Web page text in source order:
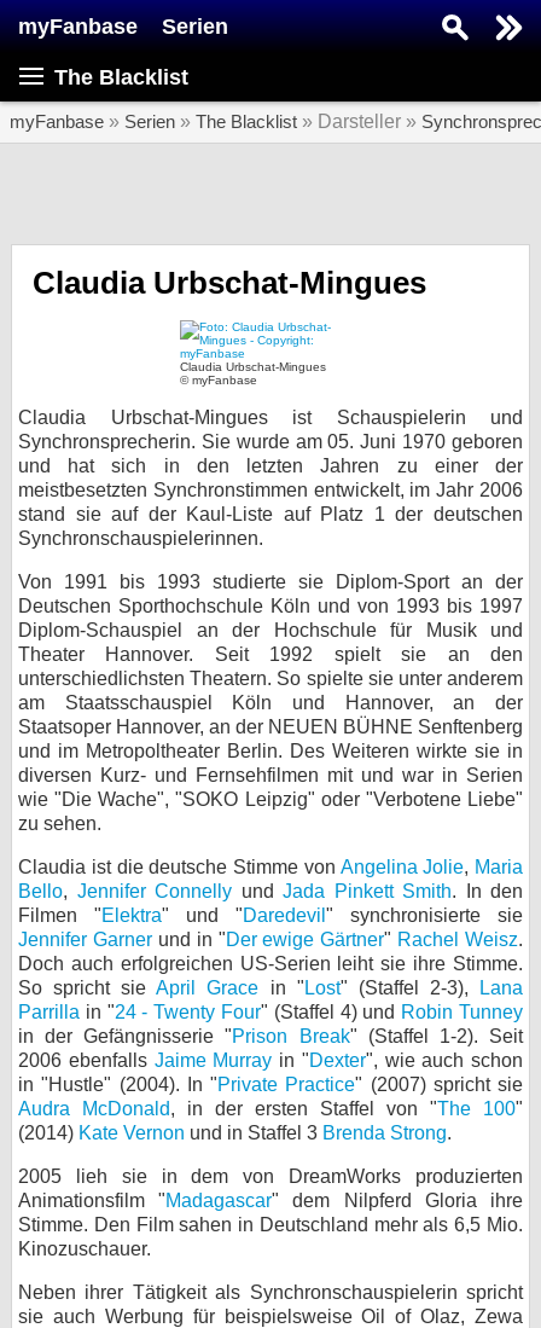
myFanbase Serien
The Blacklist
myFanbase » Serien » The Blacklist » Darsteller »
Claudia Urbschat-Mingues
Claudia Urbschat-Mingues
© myFanbase
Claudia Urbschat-Mingues ist Schauspielerin und
Synchronsprecherin. Sie wurde am 05. Juni 1970 geboren
und hat sich in den letzten Jahren zu einer der
meistbesetzten Synchronstimmen entwickelt, im Jahr 2006
stand sie auf der Kaul-Liste auf Platz 1 der deutschen
Synchronschauspielerinnen.
Von 1991 bis 1993 studierte sie Diplom-Sport an der
Deutschen Sporthochschule Köln und von 1993 bis 1997
Diplom-Schauspiel an der Hochschule für Musik und
Theater Hannover. Seit 1992 spielt sie an den
unterschiedlichsten Theatern. So spielte sie unter anderem
am Staatsschauspiel Köln und Hannover, an der
Staatsoper Hannover, an der NEUEN BÜHNE Senftenberg
und im Metropoltheater Berlin. Des Weiteren wirkte sie in
diversen Kurz- und Fernsehfilmen mit und war in Serien
wie "Die Wache", "SOKO Leipzig" oder "Verbotene Liebe"
zu sehen.
Claudia ist die deutsche Stimme von Angelina Jolie, Maria
Bello, Jennifer Connelly und Jada Pinkett Smith. In den
Filmen "Elektra" und "Daredevil " synchronisierte sie
Jennifer Garnerund in "Der ewige Gärtner" Rachel Weisz.
Doch auch erfolgreichen US-Serien leiht sie ihre Stimme.
So spricht sieApril Grace in " Lost" (Staffel 2-3),
Lana
Parrilla in "24 - Twenty Four" (Staffel 4) und Robin Tunney
in der Gefängnisserie "Prison Break" (Staffel 1-2). Seit
2006 ebenfalls Jaime Murray in "Dexter", wie auch schon
in "Hustle" (2004). In "Private Practice" (2007) spricht sie
Audra McDonald, in der ersten Staffel von "The 100"
(2014) Kate Vernon und in Staffel 3 Brenda Strong.
2005 lieh sie in dem von DreamWorks produzierten
Animationsfilm "Madagascar" dem Nilpferd Gloria ihre
Stimme. Den Film sahen in Deutschland mehr als 6,5 Mio.
Kinozuschauer.
Neben ihrer Tätigkeit als Synchronschauspielerin spricht
sie auch Werbung für beispielsweise Oil of Olaz, Zewa
SERIEN
KULTUR
Gewinnspiele
Forum
bei X
bei Facebook
Kontakt
Nutzungsbedingungen
Datenschutz
Cookie-Einstellungen
Impressum
Desktop-Ansicht
myFanbase